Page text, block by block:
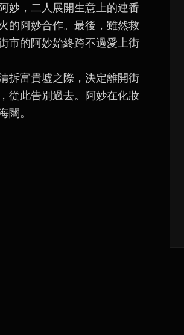
妙，二人展開生意上的連番
的阿妙合作。最後，雖然救
市的阿妙始終跨不過愛上街
拆富貴墟之際，決定離開街
從此告別過去。阿妙在化妝
。